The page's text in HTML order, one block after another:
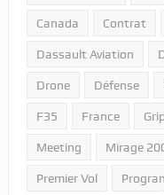
Canada Contrat
Dassault Aviation
Drone Défense
F35 France
Meeting Mirage
Premier Vol